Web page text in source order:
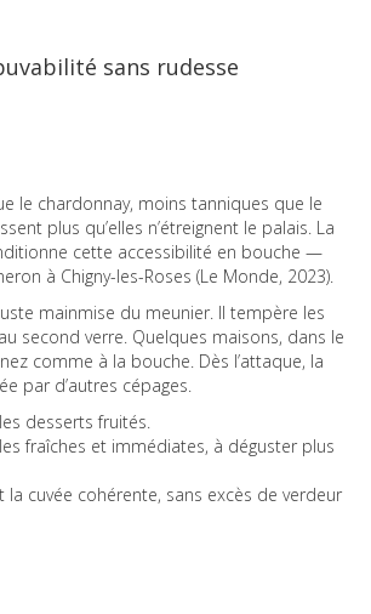
sans rudesse
le chardonnay, moins tanniques que le
plus qu’elles n’étreignent le palais. La
cette accessibilité en bouche —
à Chigny-les-Roses (Le Monde, 2023).
mainmise du meunier. Il tempère les
second verre. Quelques maisons, dans le
comme à la bouche. Dès l’attaque, la
par d’autres cépages.
desserts fruités.
fraîches et immédiates, à déguster plus
cuvée cohérente, sans excès de verdeur